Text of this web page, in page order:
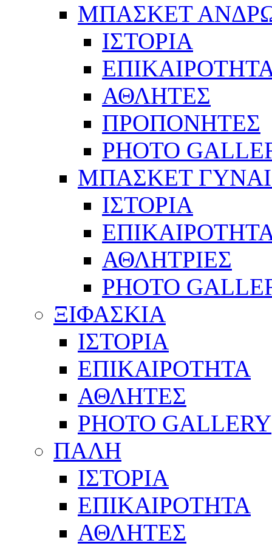
ΜΠΑΣΚΕΤ
ΙΣΤΟΡΙΑ
ΑΘΛΗΤΕΣ
ΠΡΟΠΟΝΗΤΕΣ
PHOTO
ΜΠΑΣΚΕΤ
ΙΣΤΟΡΙΑ
ΑΘΛΗΤΡΙΕΣ
PHOTO
ΞΙΦΑΣΚΙΑ
ΙΣΤΟΡΙΑ
ΕΠΙΚΑΙΡΟΤΗΤΑ
ΑΘΛΗΤΕΣ
PHOTO GALLERY
ΠΑΛΗ
ΙΣΤΟΡΙΑ
ΕΠΙΚΑΙΡΟΤΗΤΑ
ΑΘΛΗΤΕΣ